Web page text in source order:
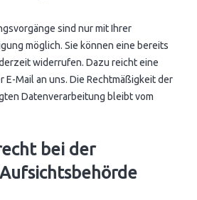
sind nur mit Ihrer
möglich. Sie können eine bereits
widerrufen. Dazu reicht eine
Mail an uns. Die Rechtmäßigkeit der
Datenverarbeitung bleibt vom
bei der